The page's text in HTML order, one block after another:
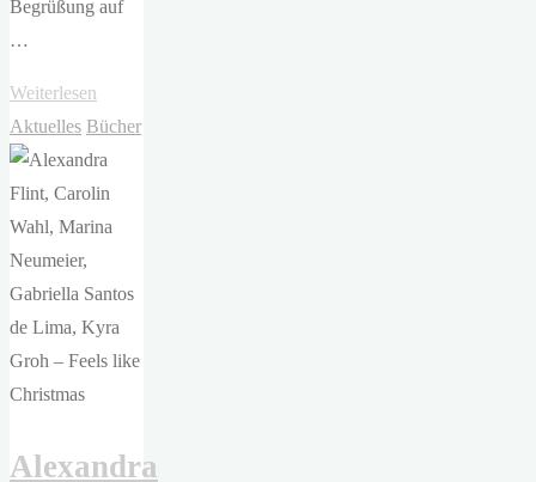
Begrüßung auf
…
Weiterlesen
Poznanski
–
Erebos
3"
Aktuelles Bücher
Alexandra